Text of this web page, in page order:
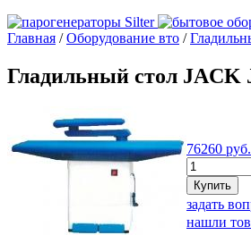
Главная /Оборудование вто /
Гладильный стол JACK
76260 руб.
задать
нашли